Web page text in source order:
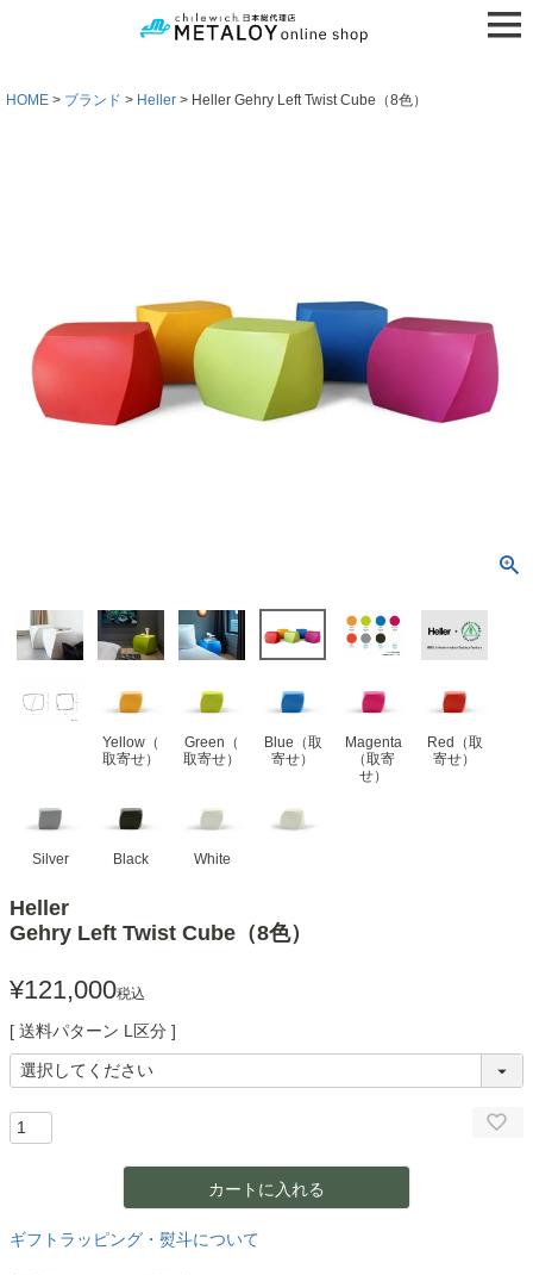
HOME ブランド Heller Heller Gehry Left Twist Cube（8色）
Yellow（
取寄せ）
Green（
取寄せ）
Blue（取
寄せ）
Magenta
（取寄
せ）
Red（取
寄せ）
Silver Black White
Heller
Gehry Left Twist Cube（8色）
¥121,000税込
送料パターン L区分
カートに入れる
ギフトラッピング・熨斗について